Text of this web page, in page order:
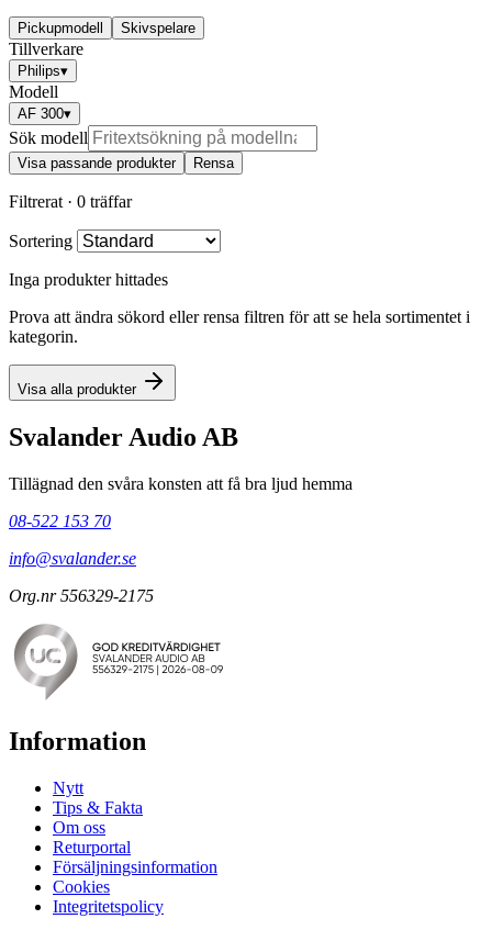
Pickupmodell Skivspelare
Tillverkare
Philips▾
Modell
AF 300▾
Sök modell
Visa passande produkter Rensa
Filtrerat · 0 träffar
Sortering
Inga produkter hittades
Prova att ändra sökord eller rensa filtren för att se hela sortimentet i
kategorin.
Visa alla produkter
Svalander Audio AB
Tillägnad den svåra konsten att få bra ljud hemma
08-522 153 70
info@svalander.se
Org.nr 556329-2175
Information
Nytt
Tips & Fakta
Om oss
Returportal
Försäljningsinformation
Cookies
Integritetspolicy